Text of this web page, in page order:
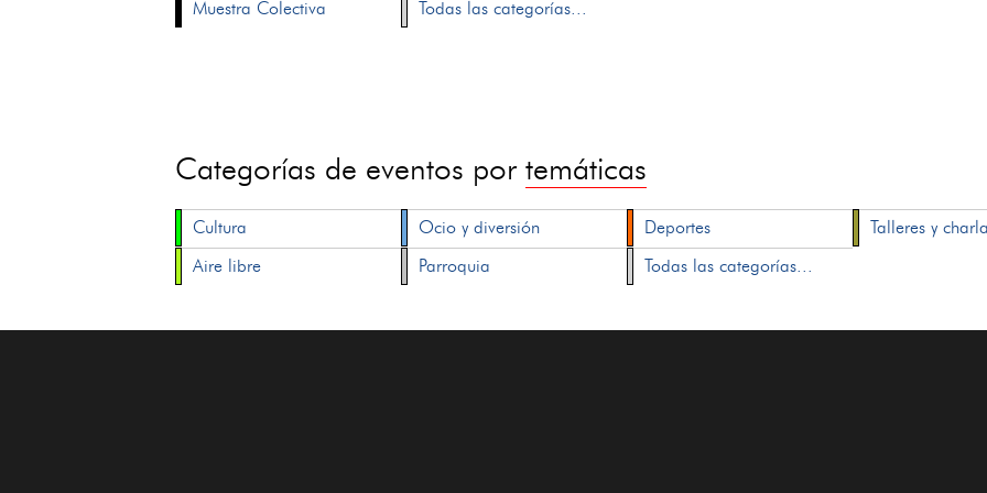
Muestra Colectiva
Todas las categorías...
Categorías de eventos portemáticas
Cultura Ocio y diversión Deportes Talleres y
Aire libre
Parroquia Todas las categorías...